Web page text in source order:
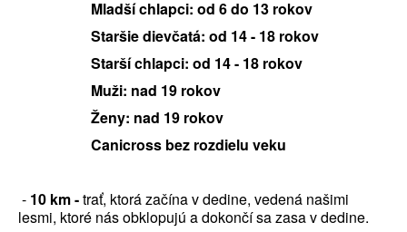
Mladší chlapci: od 6 do 13 rokov
Staršie dievčatá: od 14 - 18 rokov
Starší chlapci: od 14 - 18 rokov
Muži: nad 19 rokov
Ženy: nad 19 rokov
Canicross bez rozdielu veku
- 10 km -trať, ktorá začína v dedine, vedená našimi
lesmi, ktoré nás obklopujú a dokončí sa zasa v dedine.